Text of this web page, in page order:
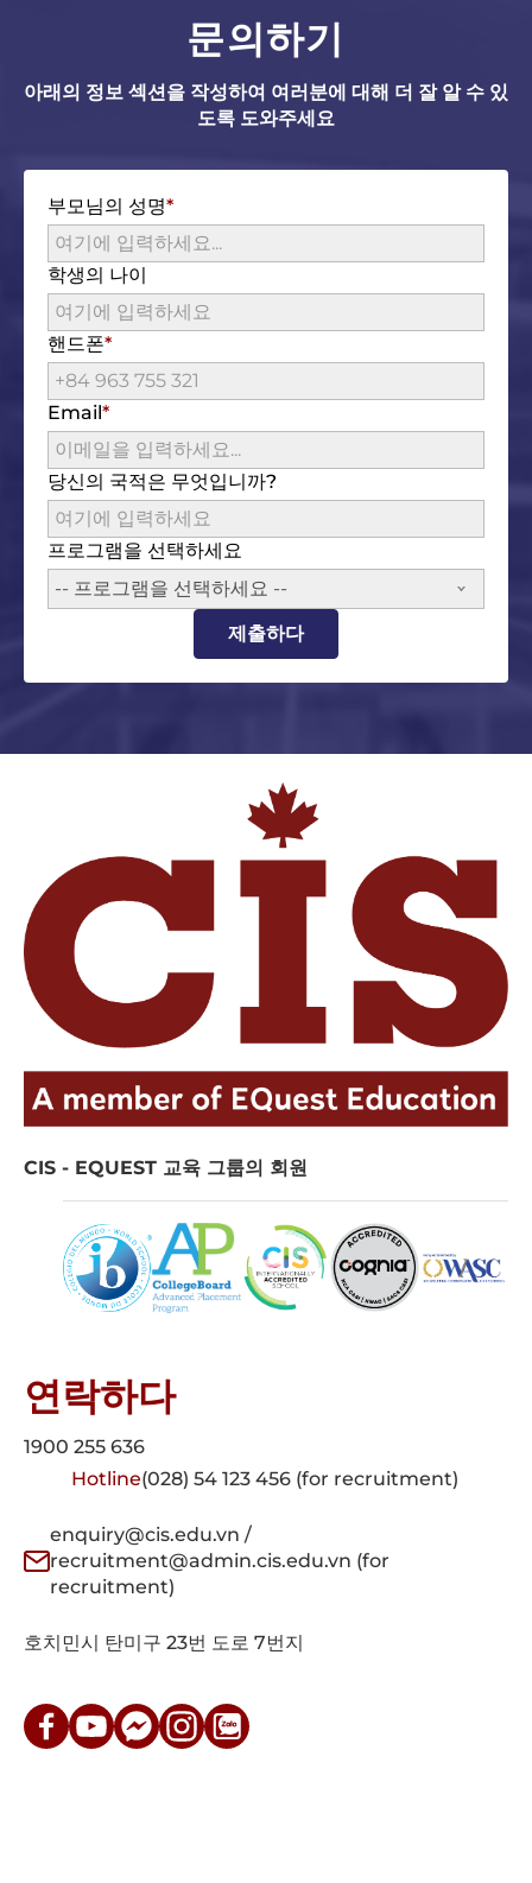
문의하기
아래의 정보 섹션을 작성하여 여러분에 대해 더 잘 알 수 있
도록 도와주세요
부모님의 성명
학생의 나이
핸드폰
Email
당신의 국적은 무엇입니까?
프로그램을 선택하세요
-- 프로그램을 선택하세요 --
제출하다
CIS - EQUEST 교육 그룹의 회원
연락하다
1900 255 636
Hotline(028) 54 123 456 (for recruitment)
enquiry@cis.edu.vn /
recruitment@admin.cis.edu.vn (for
recruitment)
호치민시 탄미구 23번 도로 7번지